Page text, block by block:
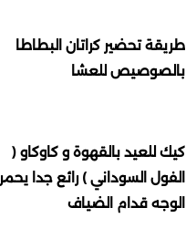
طريقة تحضير كراتان البطاطا
بالصوصيص للعشا
كيك للعيد بالقهوة و كاوكاو (
الفول السوداني ) رائع جدا يحمر
الوجه قدام الضياف